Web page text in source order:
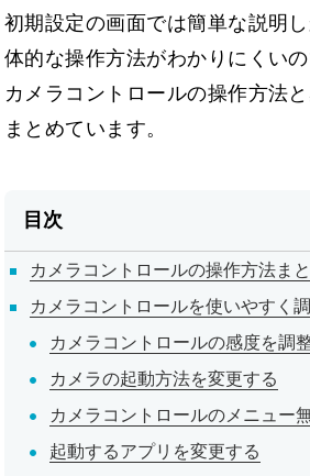
初期設定の画面では簡単な説明
体的な操作方法がわかりにくい
カメラコントロールの操作方法
まとめています。
目次
カメラコントロールの操作方法ま
カメラコントロールを使いやすく
カメラコントロールの感度を調
カメラの起動方法を変更する
カメラコントロールのメニュー
起動するアプリを変更する